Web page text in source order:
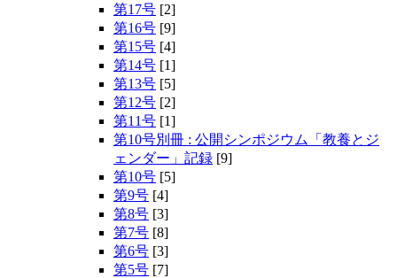
第17号 [2]
第16号 [9]
第15号 [4]
第14号 [1]
第13号 [5]
第12号 [2]
第11号 [1]
第10号別冊 : 公開シンポジウム「教養とジ
ェンダー」記録 [9]
第10号 [5]
第9号 [4]
第8号 [3]
第7号 [8]
第6号 [3]
第5号 [7]